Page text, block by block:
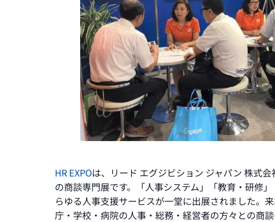
HR EXPOは、リード エグジビション ジャパン 株式
の商談専門展です。「人事システム」「教育・研修
らゆる人事支援サービスが一堂に出展されました。
庁・学校・病院の人事・総務・経営者の方々との商談